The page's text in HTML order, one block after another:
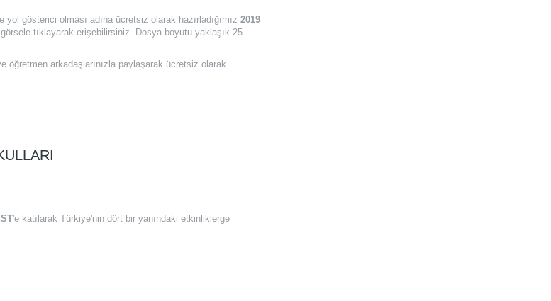
gösterici olması adına ücretsiz olarak hazırladığımız 2019
tıklayarak erişebilirsiniz. Dosya boyutu yaklaşık 25
öğretmen arkadaşlarınızla paylaşarak ücretsiz olarak
'e katılarak Türkiye'nin dört bir yanındaki etkinliklerge